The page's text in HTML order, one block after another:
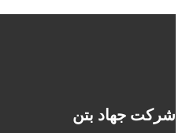
شرکت جهاد بتن